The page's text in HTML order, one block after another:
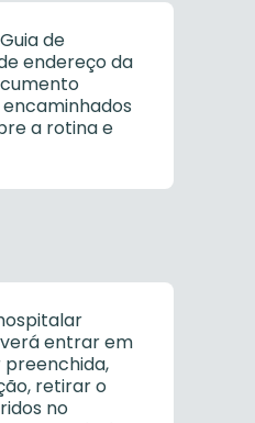
de
endereço da
a rotina e
entrar em
preenchida,
retirar o
no